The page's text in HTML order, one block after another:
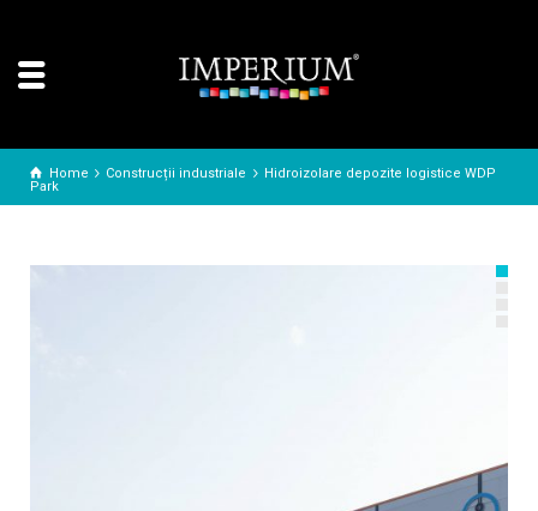
Home Construcții industriale
Hidroizolare depozite logistice WDP
Park